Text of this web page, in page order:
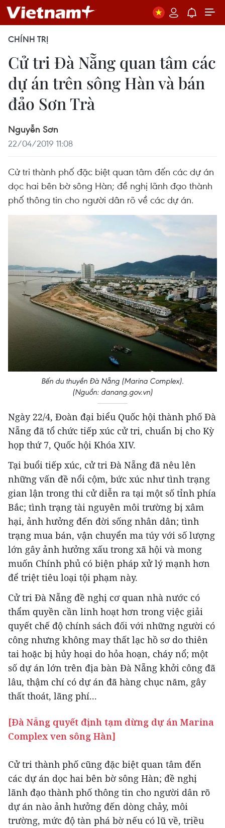
CHÍNH TRỊ
Cử tri Đà Nẵng quan tâm các
dự án trên sông Hàn và bán
đảo Sơn Trà
Nguyễn Sơn
22/04/2019 11:08
Cử tri thành phố đặc biệt quan tâm đến các dự án
dọc hai bên bờ sông Hàn; đề nghị lãnh đạo thành
phố thông tin cho người dân rõ về các dự án.
Bến du thuyền Đà Nẵng (Marina Complex).
(Nguồn: danang.gov.vn)
Ngày 22/4, Đoàn đại biểu Quốc hội thành phố Đà
Nẵng đã tổ chức tiếp xúc cử tri, chuẩn bị cho Kỳ
họp thứ 7, Quốc hội Khóa XIV.
Tại buổi tiếp xúc, cử tri Đà Nẵng đã nêu lên
những vấn đề nổi cộm, bức xúc như tình trạng
gian lận trong thi cử diễn ra tại một số tỉnh phía
Bắc; tình trạng tài nguyên môi trường bị xâm
hại, ảnh hưởng đến đời sống nhân dân; tình
trạng mua bán, vận chuyển ma túy với số lượng
lớn gây ảnh hưởng xấu trong xã hội và mong
muốn Chính phủ có biện pháp xử lý mạnh hơn
để triệt tiêu loại tội phạm này.
Cử tri Đà Nẵng đề nghị cơ quan nhà nước có
thẩm quyền cần linh hoạt hơn trong việc giải
quyết chế độ chính sách đối với những người có
công nhưng không may thất lạc hồ sơ do thiên
tai hoặc bị hủy hoại do hỏa hoạn, cháy nổ; một
số dự án lớn trên địa bàn Đà Nẵng khởi công đã
lâu, thậm chí có dự án đã hàng chục năm, gây
thất thoát, lãng phí...
[Đà Nẵng quyết định tạm dừng dự án Marina
Complex ven sông Hàn]
Cử tri thành phố cũng đặc biệt quan tâm đến
các dự án dọc hai bên bờ sông Hàn; đề nghị
lãnh đạo thành phố thông tin cho người dân rõ
dự án nào ảnh hưởng đến dòng chảy, môi
trường, mức độ tàn phá bờ nếu có lũ về, triều